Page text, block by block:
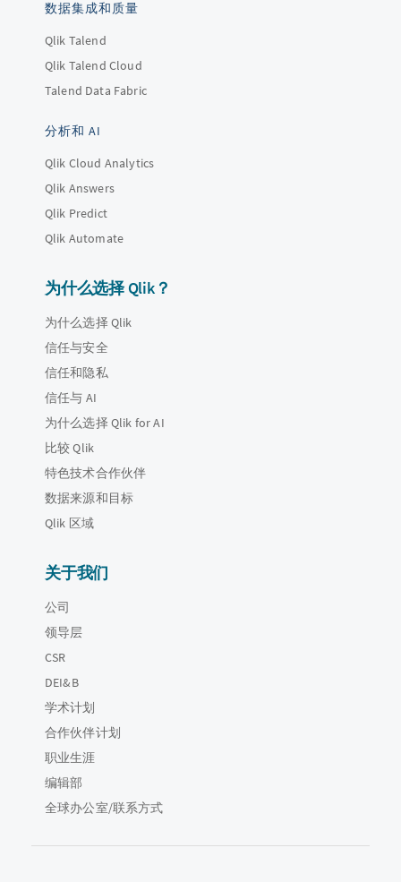
数据集成和质量
Qlik Talend
Qlik Talend Cloud
Talend Data Fabric
分析和 AI
Qlik Cloud Analytics
Qlik Answers
Qlik Predict
Qlik Automate
为什么选择 Qlik？
为什么选择 Qlik
信任与安全
信任和隐私
信任与 AI
为什么选择 Qlik for AI
比较 Qlik
特色技术合作伙伴
数据来源和目标
Qlik 区域
关于我们
公司
领导层
CSR
DEI&B
学术计划
合作伙伴计划
职业生涯
编辑部
全球办公室/联系方式